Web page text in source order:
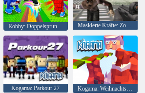
Robby: Doppelsprung für Brainrots Maskierte Kräfte: Zombie-Überleben
Kogama: Parkour 27 Kogama: Weihnachtsparkour